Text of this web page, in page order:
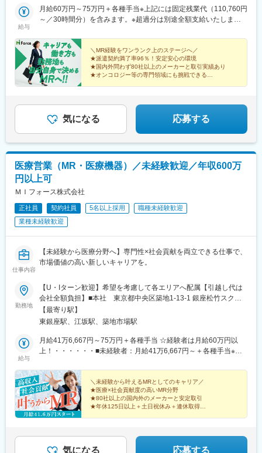
■充実した研修制度
・全員未経験入社！同期とスタートできる環境
・配属後もマネージャーや先輩MRが成長をサポート
■手厚い福利厚生
・外勤手当（1日1,500円）
■当社の特徴
研修終了後は各製薬メーカーのプロジェクトに配属される『コン
クラクトMR』。配属期間は平均2～3年程。
新薬案件を中心にプロジェクトが豊富にあり、成長機会が広がり
ます。
■豊富なキャリアパス
がんや希少疾患の医薬品担当など専門性を深めるキャリアや、マ
ネジメント・人材育成など多様なキャリアパスが可能。実際に社
内でキャリアチェンジして活躍している社員も多数います。
変更の範囲：会社の定める業務
知・岐阜・三重・静岡（6）北陸：富山・石川・福井（7）近畿：
大阪・京都・滋賀・奈良・和歌山・兵庫（8）中国：岡山・広島・
州：福岡・大分・宮崎・鹿児島・熊本・佐賀・長崎・沖縄※勤務地
限定～全国転勤（規定あり）の選択可能※配属エリアは希望に応じ
ます。希望範囲外への転勤はありません。※変更の範囲：会社の定
める事業所（リモートワーク含む）
給与
月給60万円～75万円＋各種手当※上記には固定残業代（110,760円
～／30時間分）を含みます。※超過分は別途全額支給いたしま
歳（入社4年） 920万円／45歳（入社6年） ※諸手当含む
＼MR経験をワンランク上のステージへ／
★派遣契約満了率96％！安定安心の環境
★国内外問わず80社以上のメーカーと取引実績あり
★オンコロジー等の専門領域にも挑戦できる
気になる 応募する
医療営業（MR・医療機器）／未経験歓迎／年収600万
円以上可
ＭＩフォース株式会社
正社員 契約社員 5名以上採用
職種未経験歓迎
業種未経験歓迎
仕事内容
【未経験から医療分野へ】専門性×社会貢献を両立できる仕事で、
市場価値の高い新しいキャリアを。
勤務地
【U・Iターン歓迎】希望を考慮して各エリアへ配属【引越し代は
会社全額負担】■本社 東京都中央区築地1-13-1 銀座松竹スクエ
ア9F■勤務エリア：（1）北海道：北海道（2）東北：青森・秋
田・岩手・山形・宮城・福島（3）関東：東京・神奈川・千葉・埼
海：愛知・岐阜・三重・静岡（6）北陸：富山・石川・福井（7）
近畿：大阪・京都・滋賀・奈良・和歌山・兵庫（8）中国：岡山・
（10）九州：福岡・大分・宮崎・鹿児島・熊本・佐賀・長崎・沖
縄※勤務地限定～全国転勤（規定あり）の選択可能※配属エリアは
希望を考慮して決定いたします。希望範囲外への転勤はありませ
ん。※変更の範囲：会社の定める事業所（リモートワーク含む）
【最寄り駅】
東銀座駅、江坂駅、築地市場駅
給与
月給41万6,667円～75万円＋各種手当 ☆経験者は月給60万円以
上！・・・・・・■未経験者：月給41万6,667円～＋各種手当※上
過分は別途全額支給いたします。◎手当を含めれば初年度から年
収600万円以上も可能！・・・・・・■経験者：月給60万円～75万
円＋各種手当※上記には固定残業代（11万760円～／30時間分）を
含みます。※超過分は別途全額支給いたします。＜年収例＞◎初年
度年収は700万円以上！◎最大年収900万円以上も目指せる
万円／42歳（入社4年） 920万円／45歳（入社6年） ※諸手当含む
＼未経験から叶えるMRとしてのキャリア／
★医療×社会貢献度の高いMR分野
★80社以上の国内外のメーカーと安定取引
★年休125日以上＋土日祝休み＋連休取得OK
気になる 応募する